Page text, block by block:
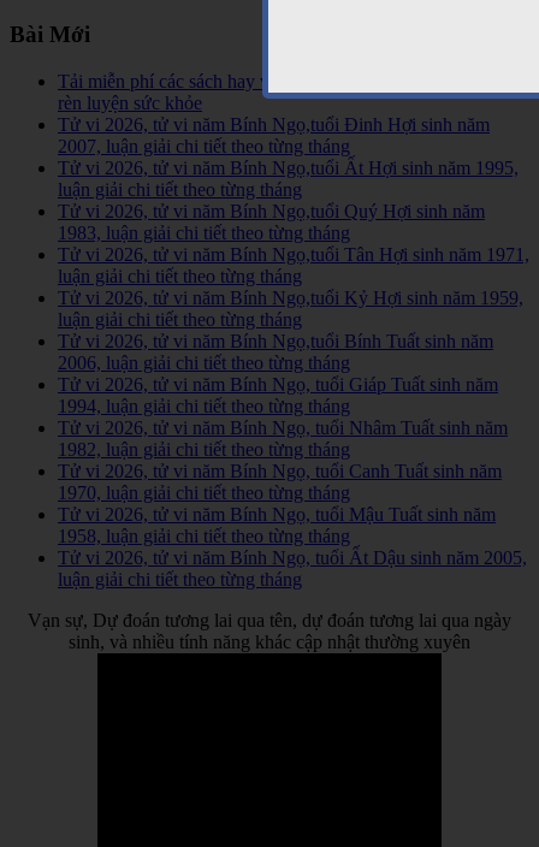
Bài Mới
Tải miễn phí các sách hay về tinh hoa võ học trên Thế Giới,
rèn luyện sức khỏe
Tử vi 2026, tử vi năm Bính Ngọ,tuổi Đinh Hợi sinh năm
2007, luận giải chi tiết theo từng tháng
Tử vi 2026, tử vi năm Bính Ngọ,tuổi Ất Hợi sinh năm 1995,
luận giải chi tiết theo từng tháng
Tử vi 2026, tử vi năm Bính Ngọ,tuổi Quý Hợi sinh năm
1983, luận giải chi tiết theo từng tháng
Tử vi 2026, tử vi năm Bính Ngọ,tuổi Tân Hợi sinh năm 1971,
luận giải chi tiết theo từng tháng
Tử vi 2026, tử vi năm Bính Ngọ,tuổi Kỷ Hợi sinh năm 1959,
luận giải chi tiết theo từng tháng
Tử vi 2026, tử vi năm Bính Ngọ,tuổi Bính Tuất sinh năm
2006, luận giải chi tiết theo từng tháng
Tử vi 2026, tử vi năm Bính Ngọ, tuổi Giáp Tuất sinh năm
1994, luận giải chi tiết theo từng tháng
Tử vi 2026, tử vi năm Bính Ngọ, tuổi Nhâm Tuất sinh năm
1982, luận giải chi tiết theo từng tháng
Tử vi 2026, tử vi năm Bính Ngọ, tuổi Canh Tuất sinh năm
1970, luận giải chi tiết theo từng tháng
Tử vi 2026, tử vi năm Bính Ngọ, tuổi Mậu Tuất sinh năm
1958, luận giải chi tiết theo từng tháng
Tử vi 2026, tử vi năm Bính Ngọ, tuổi Ất Dậu sinh năm 2005,
luận giải chi tiết theo từng tháng
Vạn sự, Dự đoán tương lai qua tên, dự đoán tương lai qua ngày
sinh, và nhiều tính năng khác cập nhật thường xuyên